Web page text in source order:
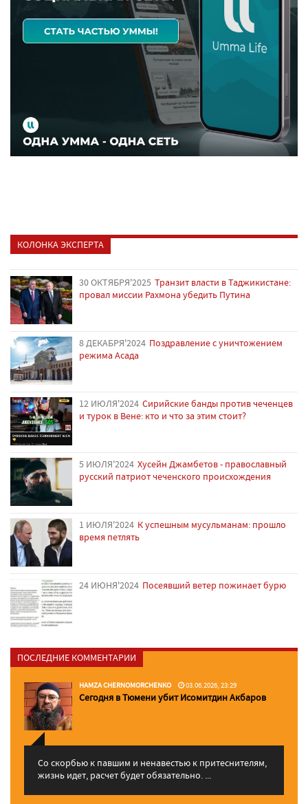
КОЛОНКА ЭКСПЕРТА
30 ОКТЯБРЯ'2025 Транзит власти в Таджикистане:
провал миссии Рахмона убедить Путина
8 ДЕКАБРЯ'2024 Поздравление с уничтожением
режима Асада
12 ИЮЛЯ'2024 Сирийские банды против чеченцев
и турок в Вене: кто и что за этим стоит?
5 ИЮЛЯ'2024 Хусейн Джамбетов - православный
русский патриот чеченского происхождения
1 ИЮЛЯ'2024 К успешным мусульманам: прошло
время петлять
24 ИЮНЯ'2024 Посеявший ветер пожинает бурю
ПОСЛЕДНИЕ КОММЕНТАРИИ
HAMZA CHERNOMORCHENKO 03.06.2026, 23:29
Сегодня в Тюмени убит Исомитдин Акбаров
Со скорбью к павшим и ненавестью к притеснителям,
жизнь идет, расчет будет обязательно. ...